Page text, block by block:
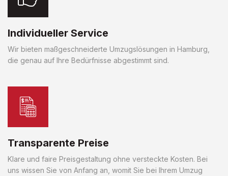
Individueller Service
Wir bieten maßgeschneiderte Umzugslösungen in Hamburg,
die genau auf Ihre Bedürfnisse abgestimmt sind.
Transparente Preise
Klare und faire Preisgestaltung ohne versteckte Kosten. Bei
uns wissen Sie von Anfang an, womit Sie bei Ihrem Umzug